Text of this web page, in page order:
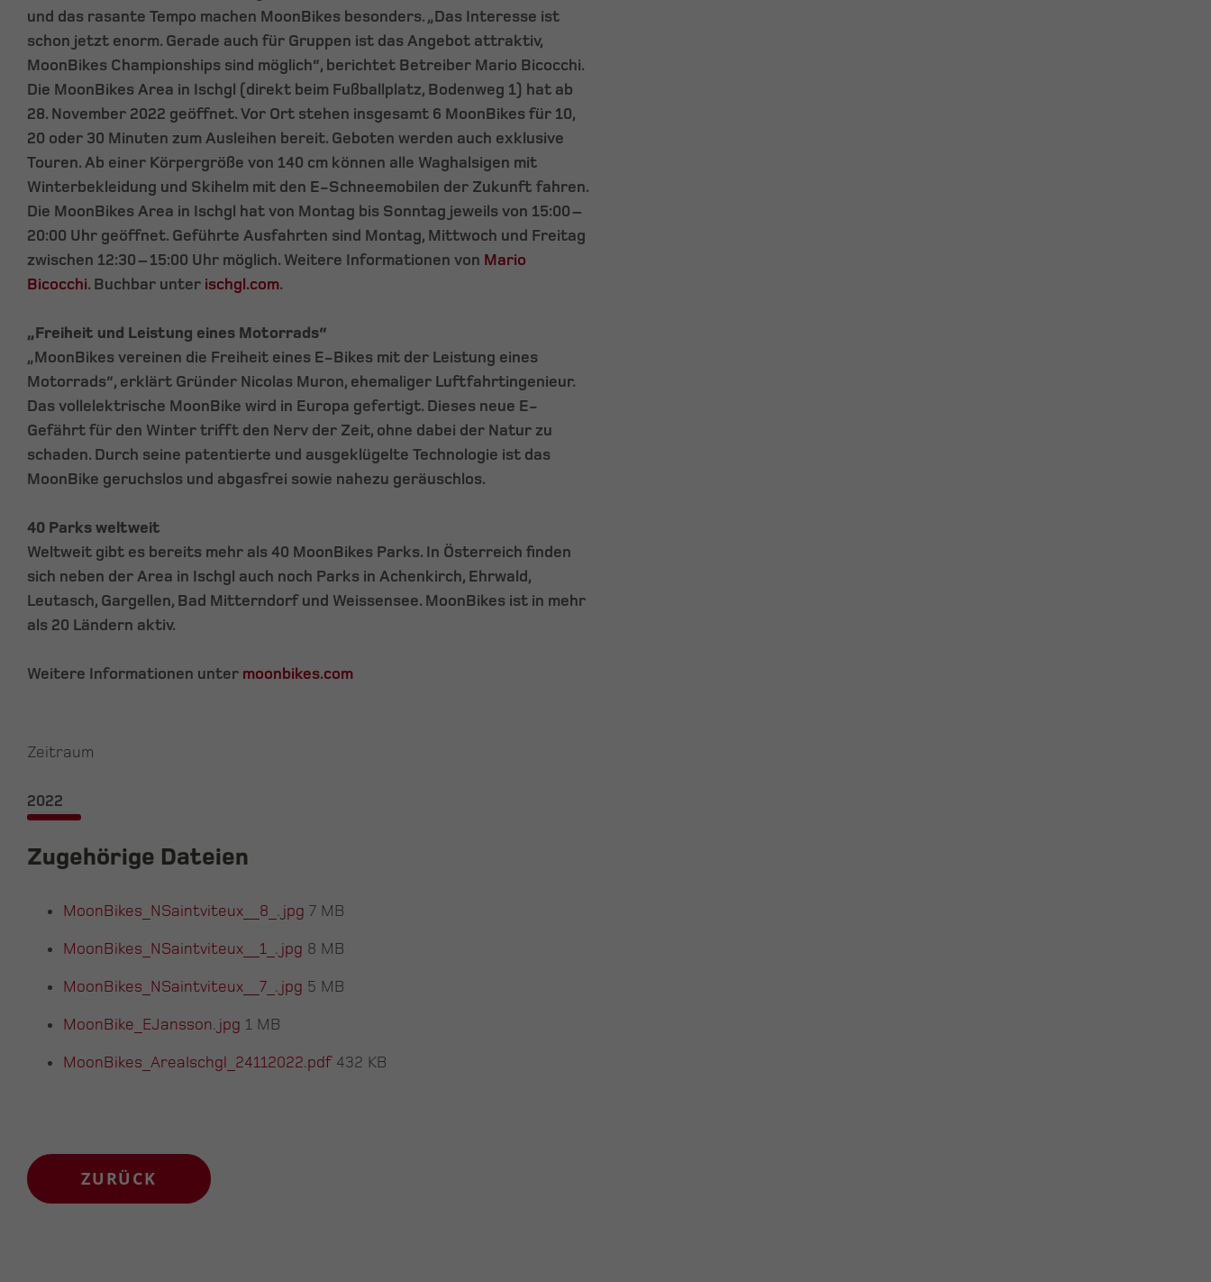
und das rasante Tempo machen MoonBikes besonders. „Das Interesse ist
schon jetzt enorm. Gerade auch für Gruppen ist das Angebot attraktiv,
MoonBikes Championships sind möglich“, berichtet Betreiber Mario Bicocchi.
Die MoonBikes Area in Ischgl (direkt beim Fußballplatz, Bodenweg 1) hat ab
28. November 2022 geöffnet. Vor Ort stehen insgesamt 6 MoonBikes für 10,
20 oder 30 Minuten zum Ausleihen bereit. Geboten werden auch exklusive
Touren. Ab einer Körpergröße von 140 cm können alle Waghalsigen mit
Winterbekleidung und Skihelm mit den E-Schneemobilen der Zukunft fahren.
Die MoonBikes Area in Ischgl hat von Montag bis Sonntag jeweils von 15:00 –
20:00 Uhr geöffnet. Geführte Ausfahrten sind Montag, Mittwoch und Freitag
zwischen 12:30 – 15:00 Uhr möglich. Weitere Informationen von Mario
Bicocchi. Buchbar unter ischgl.com.
„Freiheit und Leistung eines Motorrads“
„MoonBikes vereinen die Freiheit eines E-Bikes mit der Leistung eines
Motorrads“, erklärt Gründer Nicolas Muron, ehemaliger Luftfahrtingenieur.
Das vollelektrische MoonBike wird in Europa gefertigt. Dieses neue E-
Gefährt für den Winter trifft den Nerv der Zeit, ohne dabei der Natur zu
schaden. Durch seine patentierte und ausgeklügelte Technologie ist das
MoonBike geruchslos und abgasfrei sowie nahezu geräuschlos.
40 Parks weltweit
Weltweit gibt es bereits mehr als 40 MoonBikes Parks. In Österreich finden
sich neben der Area in Ischgl auch noch Parks in Achenkirch, Ehrwald,
Leutasch, Gargellen, Bad Mitterndorf und Weissensee. MoonBikes ist in mehr
als 20 Ländern aktiv.
Weitere Informationen unter moonbikes.com
Zeitraum
2022
Zugehörige Dateien
MoonBikes_NSaintviteux__8_.jpg 7 MB
MoonBikes_NSaintviteux__1_.jpg 8 MB
MoonBikes_NSaintviteux__7_.jpg 5 MB
MoonBike_EJansson.jpg 1 MB
MoonBikes_AreaIschgl_24112022.pdf 432 KB
ZURÜCK